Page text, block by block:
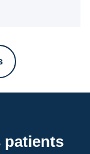
patients